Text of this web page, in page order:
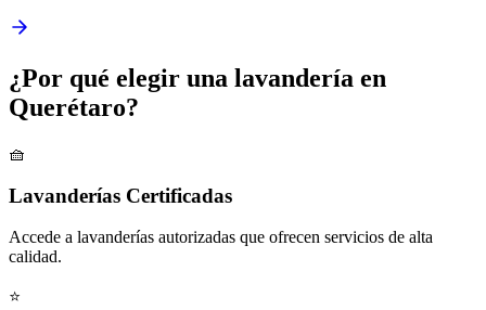
¿Por qué elegir una lavandería en
Querétaro?
🧺
Lavanderías Certificadas
Accede a lavanderías autorizadas que ofrecen servicios de alta
calidad.
⭐